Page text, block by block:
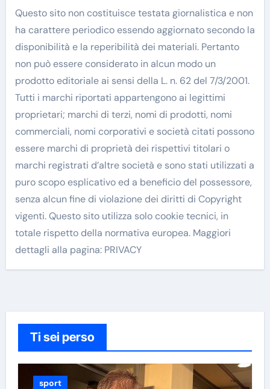
Questo sito non costituisce testata giornalistica e non
ha carattere periodico essendo aggiornato secondo la
disponibilità e la reperibilità dei materiali. Pertanto
non può essere considerato in alcun modo un
prodotto editoriale ai sensi della L. n. 62 del 7/3/2001.
Tutti i marchi riportati appartengono ai legittimi
proprietari; marchi di terzi, nomi di prodotti, nomi
commerciali, nomi corporativi e società citati possono
essere marchi di proprietà dei rispettivi titolari o
marchi registrati d’altre società e sono stati utilizzati a
puro scopo esplicativo ed a beneficio del possessore,
senza alcun fine di violazione dei diritti di Copyright
vigenti. Questo sito utilizza solo cookie tecnici, in
totale rispetto della normativa europea. Maggiori
dettagli alla pagina: PRIVACY
Ti sei perso
sport